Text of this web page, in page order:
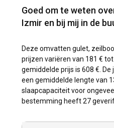
Goed om te weten
Izmir en bij mij in de
Deze omvatten gulet,
prijzen variëren van 181 €
gemiddelde prijs is 608 €.
een gemiddelde lengte van
slaapcapaciteit voor
bestemming heeft 27